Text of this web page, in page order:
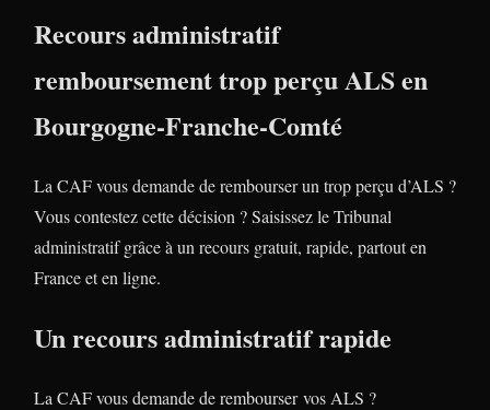
Recours administratif
remboursement trop perçu ALS en
Bourgogne-Franche-Comté
La CAF vous demande de rembourser un trop perçu d’ALS ?
Vous contestez cette décision ? Saisissez le Tribunal
administratif grâce à un recours gratuit, rapide, partout en
France et en ligne.
Un recours administratif rapide
La CAF vous demande de rembourser vos ALS ?